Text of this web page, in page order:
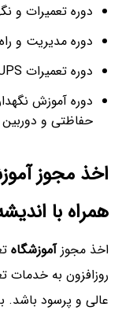
دوره تعمیرات و
دوره مدیریت و
دوره تعمیرات UPS و منابع تغذیه
دوره آموزش
حفاظتی و دوربین
اخذ مجوز
همراه با
اخذ مجوزآموزشگاه
روزافزون به خدمات
عالی و پرسود باشد.